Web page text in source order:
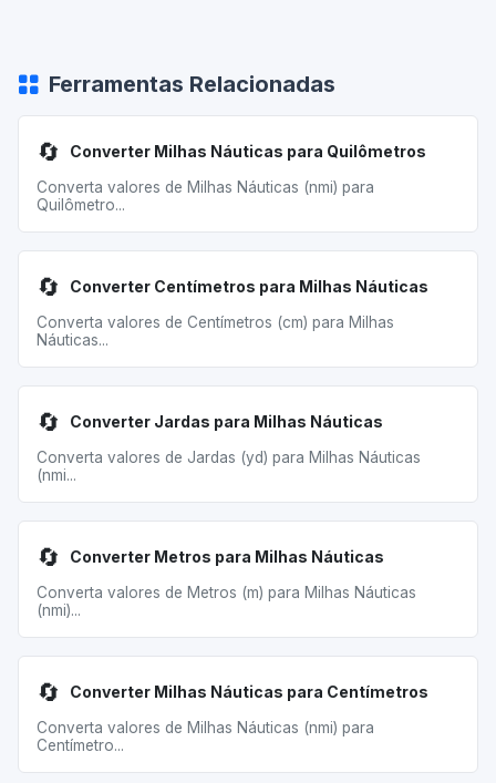
Ferramentas Relacionadas
🔄 Converter Milhas Náuticas para Quilômetros
Converta valores de Milhas Náuticas (nmi) para
Quilômetro...
🔄 Converter Centímetros para Milhas Náuticas
Converta valores de Centímetros (cm) para Milhas
Náuticas...
🔄 Converter Jardas para Milhas Náuticas
Converta valores de Jardas (yd) para Milhas Náuticas
(nmi...
🔄 Converter Metros para Milhas Náuticas
Converta valores de Metros (m) para Milhas Náuticas
(nmi)...
🔄 Converter Milhas Náuticas para Centímetros
Converta valores de Milhas Náuticas (nmi) para
Centímetro...